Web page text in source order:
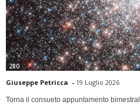
280
Giuseppe Petricca - 19 Luglio 2026
Torna il consueto appuntamento